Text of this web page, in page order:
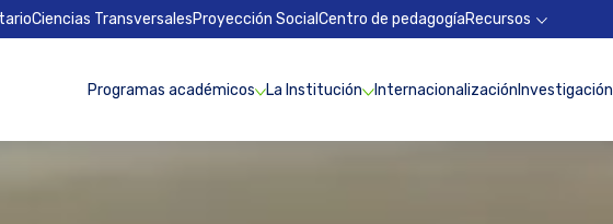
Ciencias TransversalesProyección Social Centro de pedagogíaRecursos
Programas académicos La Institución Internacionalización Investigación